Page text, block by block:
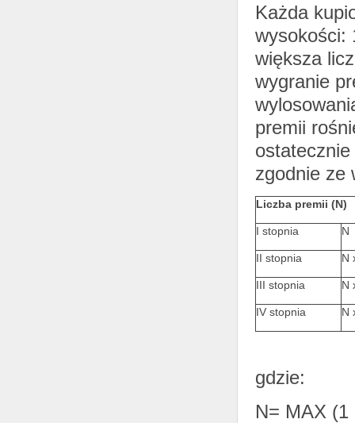
Każda
wysokości:
większa
wygranie
premii
zgodnie ze
Liczba premii (N)
I stopnia N
II stopnia N
III stopnia N
IV stopnia N
gdzie:
N= MAX (1